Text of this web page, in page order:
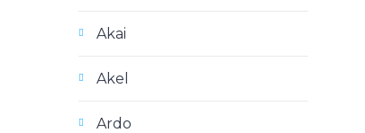
Akai
Akel
Ardo